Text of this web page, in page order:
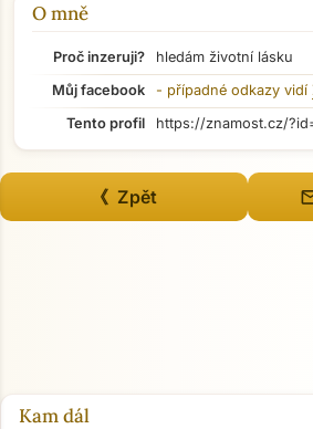
Přejít
O mně
Proč inzeruji?
hledám životní lásku
Můj facebook
- případné odkazy vidí
Tento profil
https://znamost.cz/
《 Zpět
Kam dál